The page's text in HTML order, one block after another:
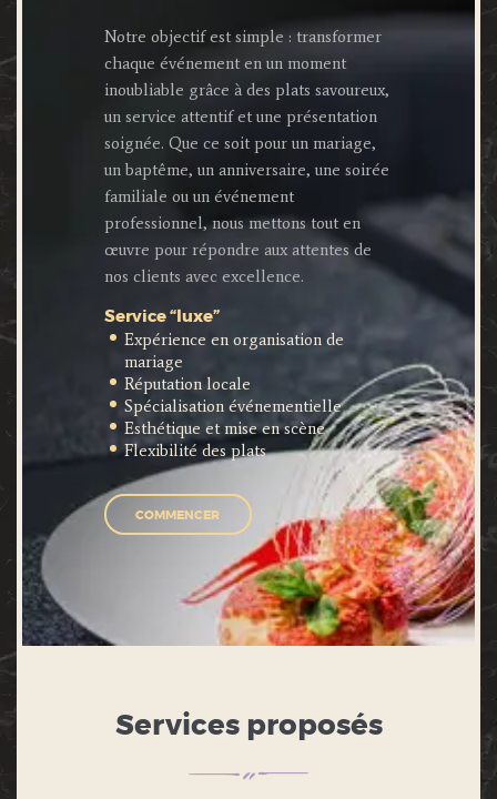
Notre objectif est simple : transformer
chaque événement en un moment
inoubliable grâce à des plats savoureux,
un service attentif et une présentation
soignée. Que ce soit pour un mariage,
un baptême, un anniversaire, une soirée
familiale ou un événement
professionnel, nous mettons tout en
œuvre pour répondre aux attentes de
nos clients avec excellence.
Service “luxe”
Expérience en organisation de
mariage
Réputation locale
Spécialisation événementielle
Esthétique et mise en scène
Flexibilité des plats
COMMENCER
Services proposés